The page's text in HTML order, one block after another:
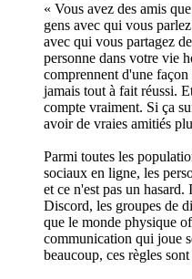
« Vous avez des amis
gens avec qui vous
avec qui vous partagez
personne dans votre vie
comprennent d'une
jamais tout à fait réussi.
compte vraiment. Si ça
avoir de vraies amitiés
Parmi toutes les
sociaux en ligne, les
et ce n'est pas un
Discord, les groupes de
que le monde physique
communication qui joue
beaucoup, ces règles